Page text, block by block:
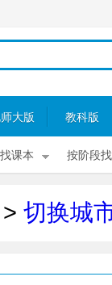
大版 教科版
课本 按阶段
> 切换城